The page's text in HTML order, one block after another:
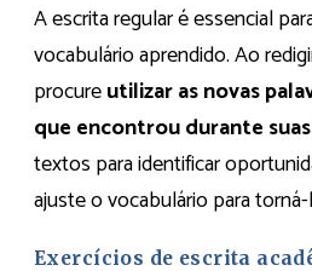
A escrita regular é essencial
vocabulário aprendido. Ao
procureutilizar as novas
que encontrou durante
textos para identificar
ajuste o vocabulário para
Exercícios de escrita